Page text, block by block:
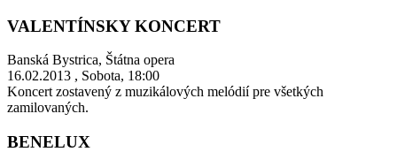
VALENTÍNSKY KONCERT
Banská Bystrica, Štátna opera
16.02.2013 , Sobota, 18:00
Koncert zostavený z muzikálových melódií pre všetkých
zamilovaných.
BENELUX